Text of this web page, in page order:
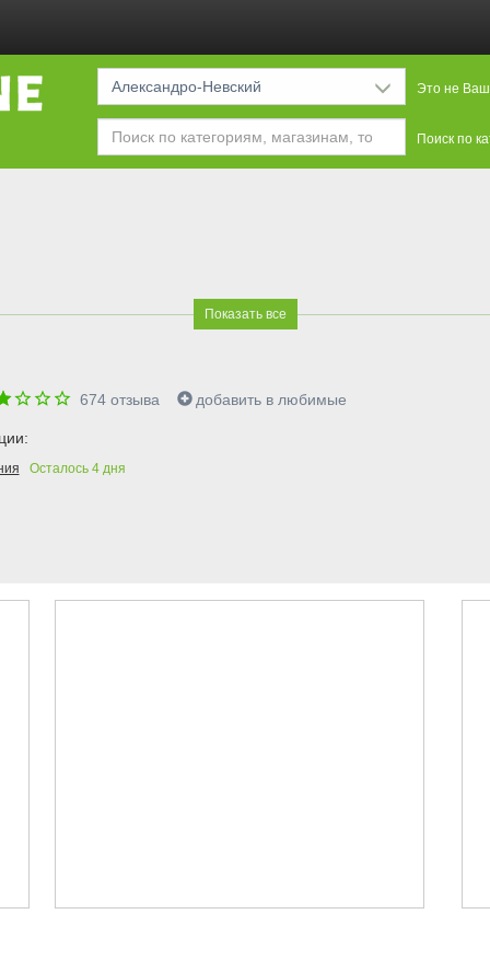
Александро-Невский Это не Ваш
Поиск по
Показать все
674отзыва добавить в любимые
Осталось 4дня